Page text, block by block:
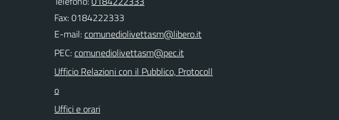
Fax: 0184222333
E-mail:
PEC:
Ufficio Relazioni con il Pubblico, Protocoll
o
Uffici e orari